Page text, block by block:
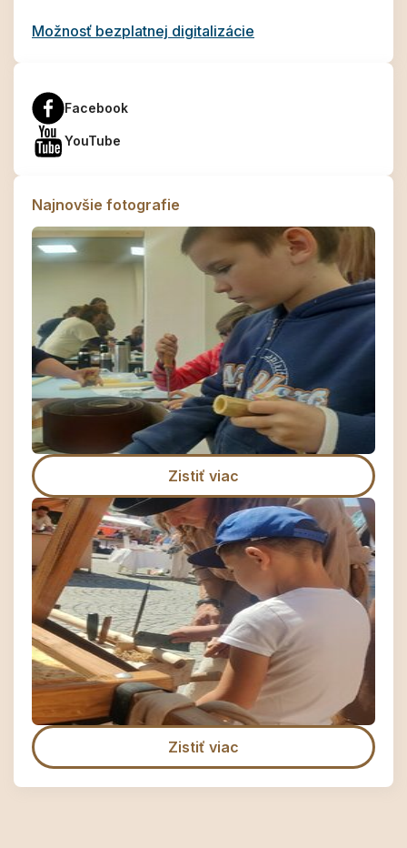
Možnosť bezplatnej digitalizácie
Facebook
YouTube
Najnovšie fotografie
Zistiť viac
Zistiť viac